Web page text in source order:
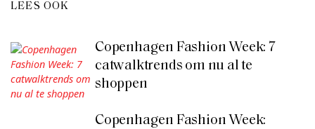
LEES OOK
Copenhagen Fashion Week: 7
catwalktrends om nu al te
shoppen
Copenhagen Fashion Week: